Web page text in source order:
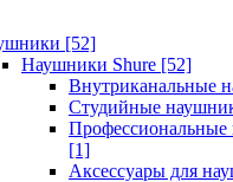
[52]
Наушники Shure [52]
Внутриканальные
Студийные
Профессиональные
[1]
Аксессуары для